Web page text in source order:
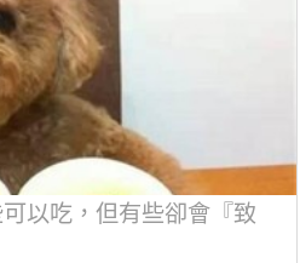
以吃，但有些卻會『致